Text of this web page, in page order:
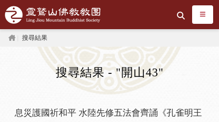
跳到主要內容區塊
搜尋
首頁搜尋結果
搜尋結果 - "開山43"
息災護國祈和平 水陸先修五法會齊誦《孔雀明王